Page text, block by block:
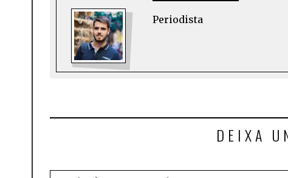
Periodista
DEIXA